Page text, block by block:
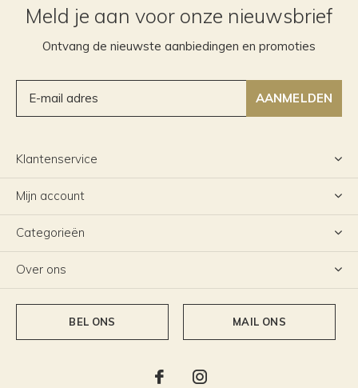
Meld je aan voor onze nieuwsbrief
Ontvang de nieuwste aanbiedingen en promoties
AANMELDEN
Klantenservice
Mijn account
Categorieën
Over ons
BEL ONS MAIL ONS